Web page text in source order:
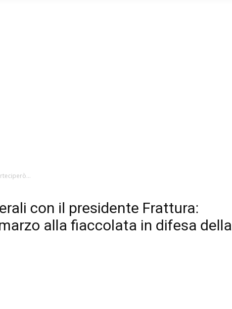
con il presidente Frattura:
alla fiaccolata in difesa della